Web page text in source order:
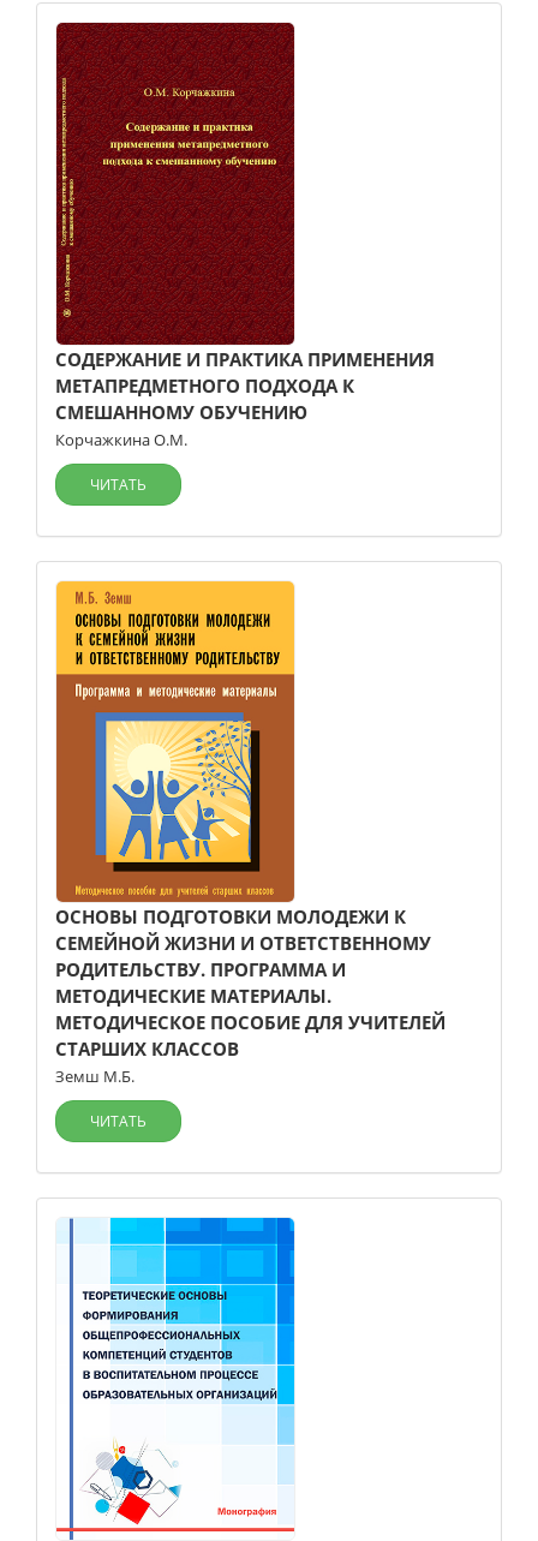
СОДЕРЖАНИЕ И ПРАКТИКА ПРИМЕНЕНИЯ
МЕТАПРЕДМЕТНОГО ПОДХОДА К
СМЕШАННОМУ ОБУЧЕНИЮ
Корчажкина О.М.
ЧИТАТЬ
ОСНОВЫ ПОДГОТОВКИ МОЛОДЕЖИ К
СЕМЕЙНОЙ ЖИЗНИ И ОТВЕТСТВЕННОМУ
РОДИТЕЛЬСТВУ. ПРОГРАММА И
МЕТОДИЧЕСКИЕ МАТЕРИАЛЫ.
МЕТОДИЧЕСКОЕ ПОСОБИЕ ДЛЯ УЧИТЕЛЕЙ
СТАРШИХ КЛАССОВ
Земш М.Б.
ЧИТАТЬ